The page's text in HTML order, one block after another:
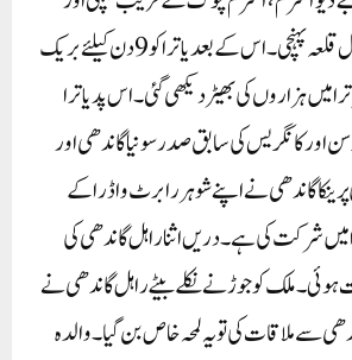
شام میں 4.30بجے لال قلعہ پہنچی۔ اس کے بعد یاترا کو 9دن کیلئے بریک
میں ہزاروں کی بھیڑ دیکھی گئی۔ اس پد یاترا
اور کانگریس کی سابق صدر سونیا گاندھی اور
گاندھی نے اپنے شوہر رابرٹ واڈرا کے
میں شرکت کی ہے۔دریں اثنا راہل گاندھی کی
ہوئی۔ ملک کو جوڑنے نکلے بیٹے راہل گاندھی نے
سے ملاقات کی تو یہ لمحہ خاص بن گیا۔ والدہ